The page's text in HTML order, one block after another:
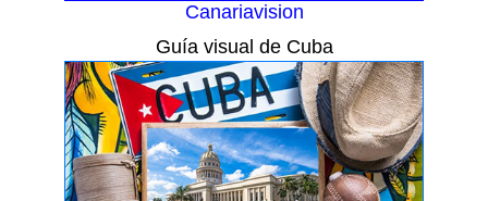
Canariavision
Guía visual de Cuba